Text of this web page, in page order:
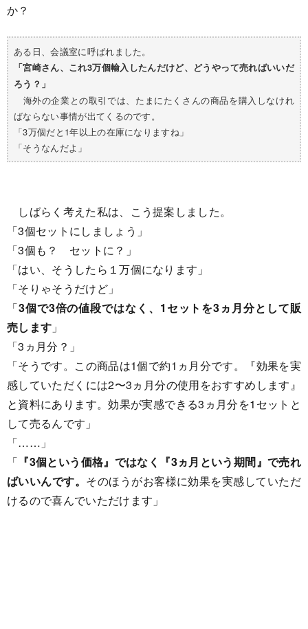
か？
ある日、会議室に呼ばれました。
「宮崎さん、これ3万個輸入したんだけど、どうやって売ればいいだ
ろう？」
海外の企業との取引では、たまにたくさんの商品を購入しなけれ
ばならない事情が出てくるのです。
「3万個だと1年以上の在庫になりますね」
「そうなんだよ」
しばらく考えた私は、こう提案しました。
「3個セットにしましょう」
「3個も？ セットに？」
「はい、そうしたら１万個になります」
「そりゃそうだけど」
「3個で3倍の値段ではなく、1セットを3ヵ月分として販
売します 」
「3ヵ月分？」
「そうです。この商品は1個で約1ヵ月分です。『効果を実
感していただくには2〜3ヵ月分の使用をおすすめします』
と資料にあります。効果が実感できる3ヵ月分を1セットと
して売るんです」
「……」
「 『3個という価格』ではなく『3ヵ月という期間』で売れ
ばいいんです。 そのほうがお客様に効果を実感していただ
けるので喜んでいただけます」